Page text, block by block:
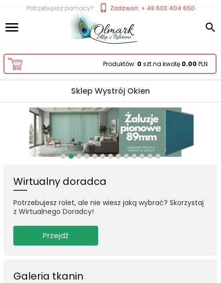
Potrzebujesz pomocy? Zadzwoń: + 48 603 404 650
Produktów: 0 szt.na kwotę 0.00 PLN
Sklep Wystrój Okien
Wirtualny doradca
Potrzebujesz rolet, ale nie wiesz jaką wybrać? Skorzystaj
z Wirtualnego Doradcy!
Przejdź
Galeria tkanin